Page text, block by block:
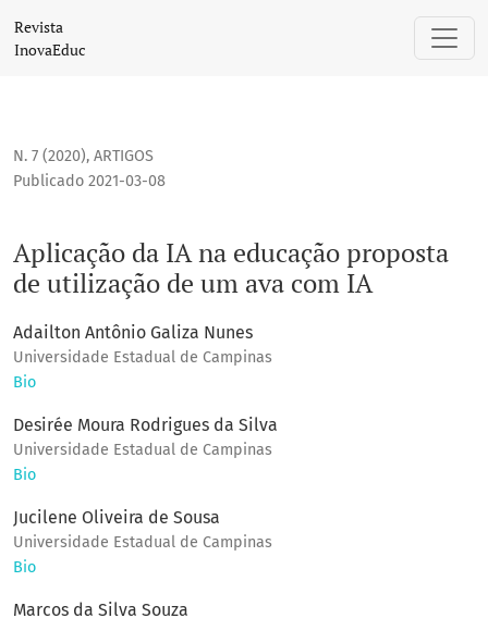
Aplicação da IA na educação proposta de utilização de um
Revista
InovaEduc
N. 7 (2020), ARTIGOS
Aplicação da IA na educação proposta
de utilização de um ava com IA
Publicado 2021-03-08
Adailton Antônio Galiza Nunes
Universidade Estadual de Campinas
Bio
Desirée Moura Rodrigues da Silva
Universidade Estadual de Campinas
Bio
Jucilene Oliveira de Sousa
Universidade Estadual de Campinas
Bio
Marcos da Silva Souza